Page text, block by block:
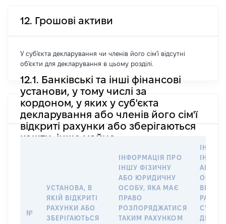
12. Грошові активи
У суб'єкта декларування чи членів його сім'ї відсутні
об'єкти для декларування в цьому розділі.
12.1. Банківські та інші фінансові
установи, у тому числі за
кордоном, у яких у суб'єкта
декларування або членів його сім'ї
відкриті рахунки або зберігаються
кошти, інше майно
№
УСТАНОВА, В
ЯКІЙ ВІДКРИТІ
РАХУНКИ АБО
ЗБЕРІГАЮТЬСЯ
ІНФОРМАЦІЯ ПРО
ІНШУ ФІЗИЧНУ
АБО ЮРИДИЧНУ
ОСОБУ, ЯКА МАЄ
ПРАВО
РОЗПОРЯДЖАТИСЯ
ТАКИМ РАХУНКОМ
ІНШУ
АБО